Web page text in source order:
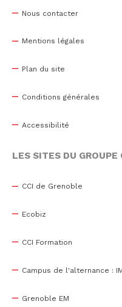
Nous contacter
Mentions légales
Plan du site
Conditions générales
Accessibilité
LES SITES DU GROUPE
CCI de Grenoble
Ecobiz
CCI Formation
Campus de l'alternance :
Grenoble EM